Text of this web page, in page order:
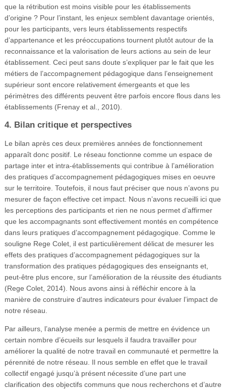
que la rétribution est moins visible pour les établissements
d’origine ? Pour l’instant, les enjeux semblent davantage orientés,
pour les participants, vers leurs établissements respectifs
d’appartenance et les préoccupations tournent plutôt autour de la
reconnaissance et la valorisation de leurs actions au sein de leur
établissement. Ceci peut sans doute s’expliquer par le fait que les
métiers de l’accompagnement pédagogique dans l’enseignement
supérieur sont encore relativement émergeants et que les
périmètres des différents peuvent être parfois encore flous dans les
établissements (Frenay et al., 2010).
4. Bilan critique et perspectives
Le bilan après ces deux premières années de fonctionnement
apparaît donc positif. Le réseau fonctionne comme un espace de
partage inter et intra-établissements qui contribue à l’amélioration
des pratiques d’accompagnement pédagogiques mises en oeuvre
sur le territoire. Toutefois, il nous faut préciser que nous n’avons pu
mesurer de façon effective cet impact. Nous n’avons recueilli ici que
les perceptions des participants et rien ne nous permet d’affirmer
que les accompagnants sont effectivement montés en compétence
dans leurs pratiques d’accompagnement pédagogique. Comme le
souligne Rege Colet, il est particulièrement délicat de mesurer les
effets des pratiques d’accompagnement pédagogiques sur la
transformation des pratiques pédagogiques des enseignants et,
peut-être plus encore, sur l’amélioration de la réussite des étudiants
(Rege Colet, 2014). Nous avons ainsi à réfléchir encore à la
manière de construire d’autres indicateurs pour évaluer l’impact de
notre réseau.
Par ailleurs, l’analyse menée a permis de mettre en évidence un
certain nombre d’écueils sur lesquels il faudra travailler pour
améliorer la qualité de notre travail en communauté et permettre la
pérennité de notre réseau. Il nous semble en effet que le travail
collectif engagé jusqu’à présent nécessite d’une part une
clarification des objectifs communs que nous recherchons et d’autre